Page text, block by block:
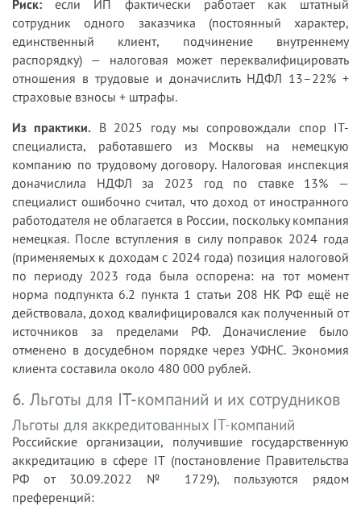
Риск: если ИП фактически работает как штатный
сотрудник одного заказчика (постоянный характер,
единственный клиент, подчинение внутреннему
распорядку) — налоговая может переквалифицировать
отношения в трудовые и доначислить НДФЛ 13–22% +
страховые взносы + штрафы.
Из практики. В 2025 году мы сопровождали спор IT-
специалиста, работавшего из Москвы на немецкую
компанию по трудовому договору. Налоговая инспекция
доначислила НДФЛ за 2023 год по ставке 13% —
специалист ошибочно считал, что доход от иностранного
работодателя не облагается в России, поскольку компания
немецкая. После вступления в силу поправок 2024 года
(применяемых к доходам с 2024 года) позиция налоговой
по периоду 2023 года была оспорена: на тот момент
норма подпункта 6.2 пункта 1 статьи 208 НК РФ ещё не
действовала, доход квалифицировался как полученный от
источников за пределами РФ. Доначисление было
отменено в досудебном порядке через УФНС. Экономия
клиента составила около 480 000 рублей.
6. Льготы для IT-компаний и их сотрудников
Льготы для аккредитованных IT-компаний
Российские организации, получившие государственную
аккредитацию в сфере IT (постановление Правительства
РФ от 30.09.2022 № 1729), пользуются рядом
преференций: